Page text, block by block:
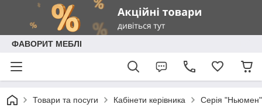
ФАВОРИТ МЕБЛІ
Товари та посуги Кабінети керівника Серія "Ньюмен"